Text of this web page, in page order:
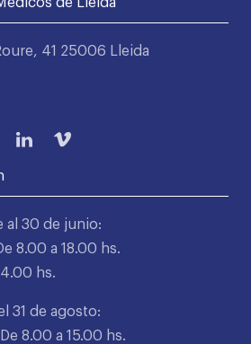
41 25006 Lleida
al 30 de junio:
8.00 a 18.00 hs.
hs.
31 de agosto:
8.00 a 15.00 hs.